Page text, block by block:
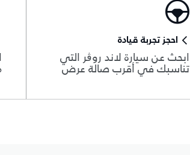
احجز تجربة قيادة
ابحث عن سيارة لاند روڨر التي
تناسبك في أقرب صالة عرض